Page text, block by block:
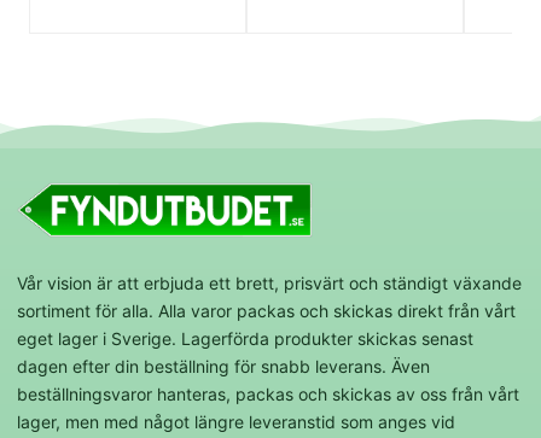
Vår vision är att erbjuda ett brett, prisvärt och ständigt växande
sortiment för alla. Alla varor packas och skickas direkt från vårt
eget lager i Sverige. Lagerförda produkter skickas senast
dagen efter din beställning för snabb leverans. Även
beställningsvaror hanteras, packas och skickas av oss från vårt
lager, men med något längre leveranstid som anges vid